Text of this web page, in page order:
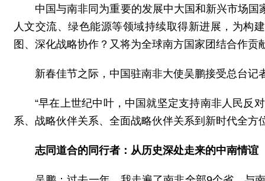
中国与南非同为重要的发展中大国和新兴市场
人文交流、绿色能源等领域持续取得新进展，为构
图、深化战略协作？又将为全球南方国家团结合作贡
新春佳节之际，中国驻南非大使吴鹏接受总台
“早在上世纪中叶，中国就坚定支持南非人民反
系、战略伙伴关系、全面战略伙伴关系到新时代全方
志同道合的同行者：从历史深处走来的中南情谊